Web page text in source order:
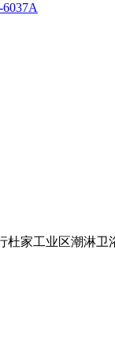
6037A
杜家工业区潮淋卫